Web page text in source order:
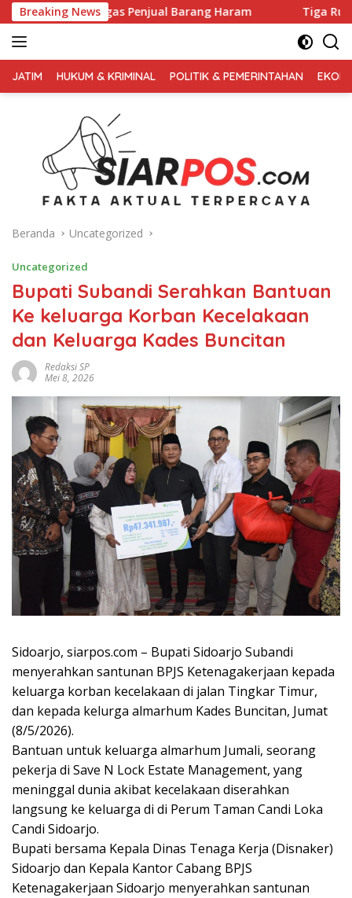
Langsung
ke
konten
Breaking News
Barang Haram Tiga Ruko Agen Miras. Di
TERPERCAYA
JATIM HUKUM & KRIMINAL POLITIK & PEMERINTAHAN
Beranda Uncategorized
Uncategorized
Bupati Subandi Serahkan Bantuan
Ke keluarga Korban Kecelakaan
dan Keluarga Kades Buncitan
Redaksi SP
Mei 8, 2026
Sidoarjo, siarpos.com – Bupati Sidoarjo Subandi
menyerahkan santunan BPJS Ketenagakerjaan kepada
keluarga korban kecelakaan di jalan Tingkar Timur,
dan kepada kelurga almarhum Kades Buncitan, Jumat
(8/5/2026).
Bantuan untuk keluarga almarhum Jumali, seorang
pekerja di Save N Lock Estate Management, yang
meninggal dunia akibat kecelakaan diserahkan
langsung ke keluarga di di Perum Taman Candi Loka
Candi Sidoarjo.
Bupati bersama Kepala Dinas Tenaga Kerja (Disnaker)
Sidoarjo dan Kepala Kantor Cabang BPJS
Ketenagakerjaan Sidoarjo menyerahkan santunan